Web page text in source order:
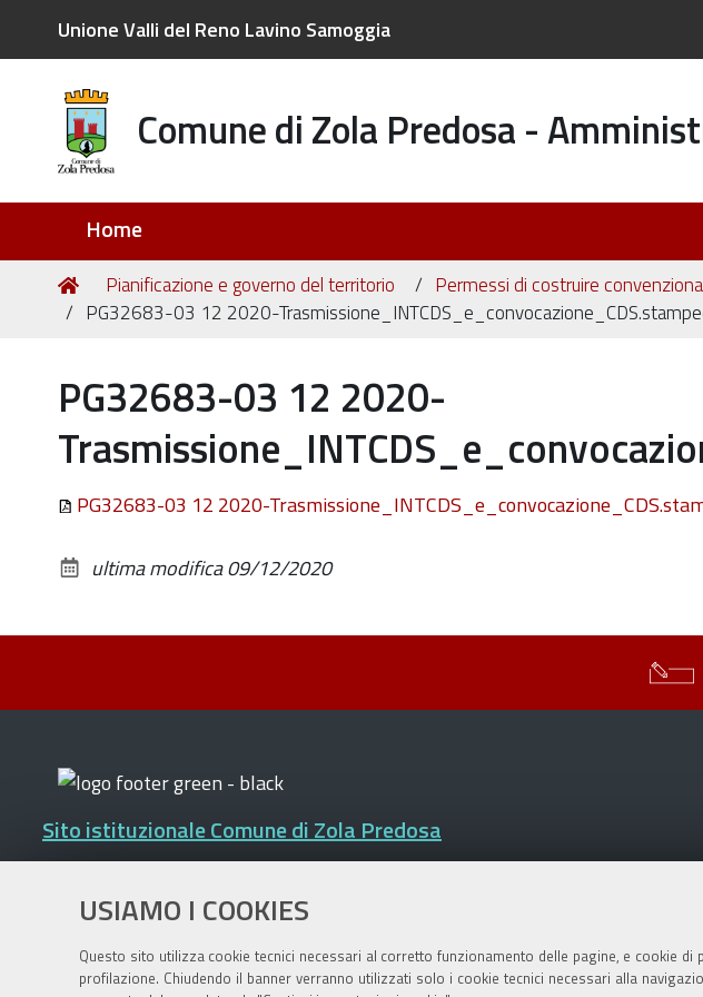
USIAMO I COOKIES
Questo sito utilizza cookie tecnici necessari al corretto funzionamento delle pagine, e cookie
profilazione. Chiudendo il banner verranno utilizzati solo i cookie tecnici necessari alla
Unione Valli del Reno Lavino Samoggia
Comune di Zola Predosa -
Home
Tu
sei
Home
Pianificazione e governo del territorio Permessi di costruire
PG32683-03 12 2020-
PG32683-03 12 2020-
PG32683-03 12 2020-
ultima modifica09/12/2020
Sito istituzionale Comune di Zola Predosa
Privacy policy| DPO|Accessibilità